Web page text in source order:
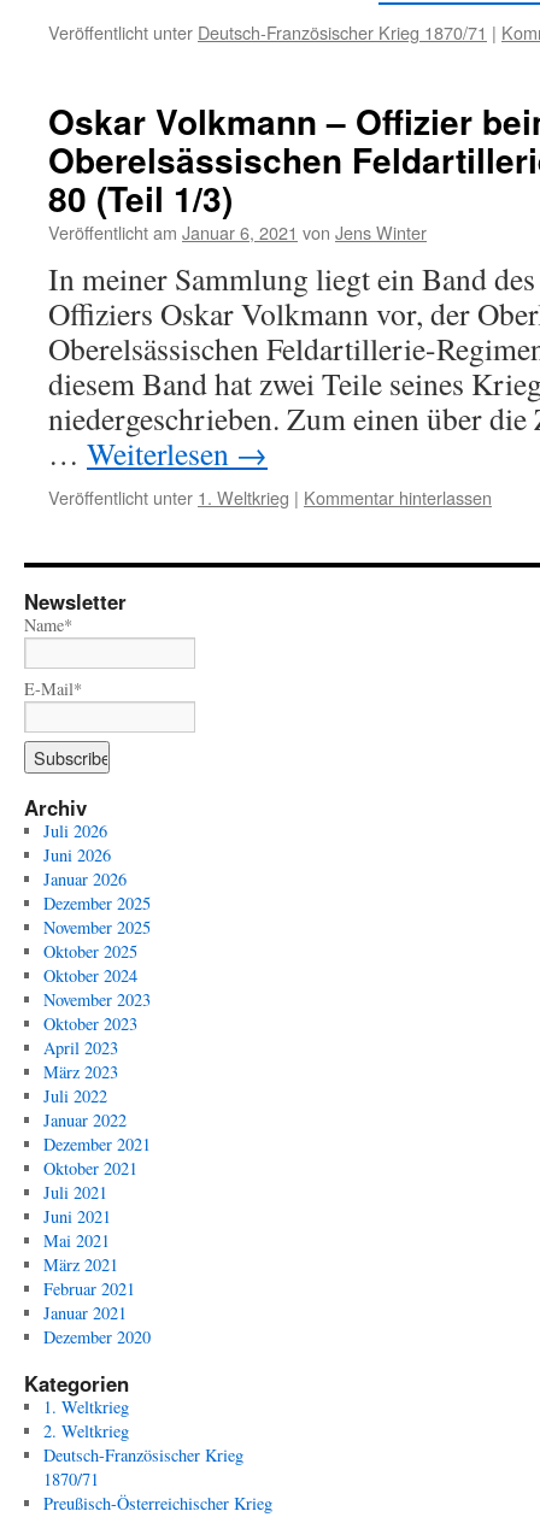
Veröffentlicht unter Deutsch-Französischer Krieg 1870/71 |
Oskar Volkmann – Offizier
Oberelsässischen
80 (Teil 1/3)
Veröffentlicht am Januar 6, 2021 von Jens Winter
In meiner Sammlung liegt ein Band
Offiziers Oskar Volkmann vor, der
Oberelsässischen Feldartillerie-
diesem Band hat zwei Teile seines
niedergeschrieben. Zum einen über
… Weiterlesen →
Veröffentlicht unter 1. Weltkrieg | Kommentar hinterlassen
Newsletter
Name*
E-Mail*
Archiv
Juli 2026
Juni 2026
Januar 2026
Dezember 2025
November 2025
Oktober 2025
Oktober 2024
November 2023
Oktober 2023
April 2023
März 2023
Juli 2022
Januar 2022
Dezember 2021
Oktober 2021
Juli 2021
Juni 2021
Mai 2021
März 2021
Februar 2021
Januar 2021
Dezember 2020
Kategorien
1. Weltkrieg
2. Weltkrieg
Deutsch-Französischer Krieg
1870/71
Preußisch-Österreichischer Krieg